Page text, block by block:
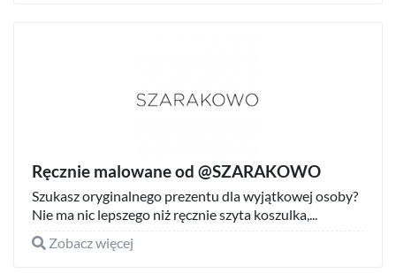
Ręcznie malowane od @SZARAKOWO
Szukasz oryginalnego prezentu dla wyjątkowej osoby?
Nie ma nic lepszego niż ręcznie szyta koszulka,...
Zobacz więcej